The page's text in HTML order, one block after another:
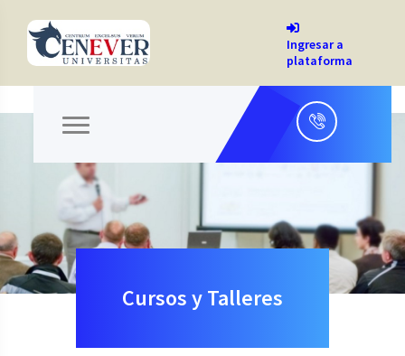
Ingresar a
plataforma
Cursos y Talleres